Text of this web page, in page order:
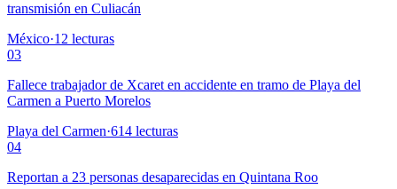
transmisión en Culiacán
México·12 lecturas
03
Fallece trabajador de Xcaret en accidente en tramo de Playa del
Carmen a Puerto Morelos
Playa del Carmen·614 lecturas
04
Reportan a 23 personas desaparecidas en Quintana Roo